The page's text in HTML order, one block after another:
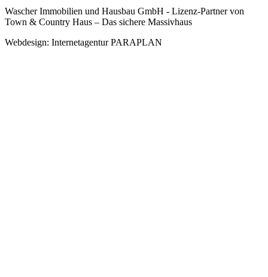
Wascher Immobilien und Hausbau GmbH - Lizenz-Partner von
Town & Country Haus – Das sichere Massivhaus
Webdesign: Internetagentur PARAPLAN